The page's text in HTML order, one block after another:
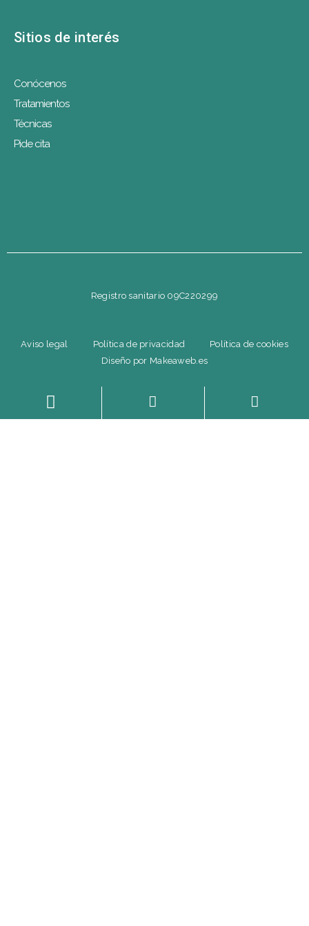
Sitios de interés
Conócenos
Tratamientos
Técnicas
Pide cita
Registro sanitario 09C220299
Aviso legal Política de privacidad
Política de cookies
Diseño por Makeaweb.es